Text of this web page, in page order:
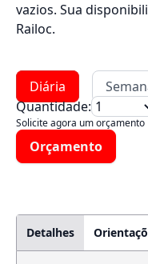
vazios. Sua
Railoc.
Diária
Quantidade:
Solicite agora um orçamento
Orçamento
Detalhes